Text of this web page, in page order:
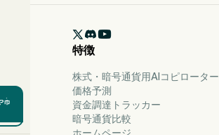

特徴
株式・暗号通貨用AIコピローター
価格予測
資金調達トラッカー
暗号通貨比較
ホームページ